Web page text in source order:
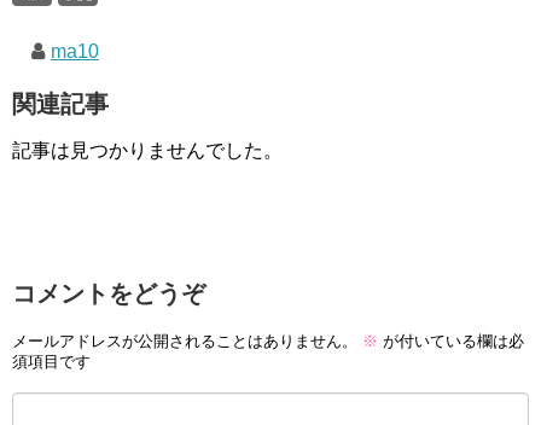
ma10
関連記事
記事は見つかりませんでした。
コメントをどうぞ
メールアドレスが公開されることはありません。 ※ が付いている欄は必
須項目です